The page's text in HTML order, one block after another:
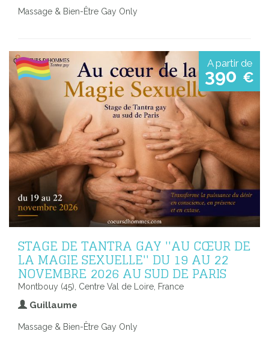
Massage & Bien-Être Gay Only
A partir de
390 €
STAGE DE TANTRA GAY ''AU CŒUR DE
LA MAGIE SEXUELLE'' DU 19 AU 22
NOVEMBRE 2026 AU SUD DE PARIS
Montbouy (45), Centre Val de Loire, France
Guillaume
Massage & Bien-Être Gay Only